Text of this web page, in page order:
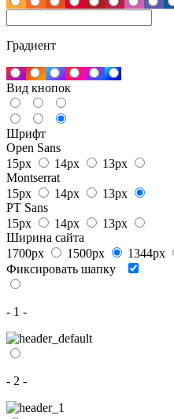
Градиент
Вид кнопок
Шрифт
Open Sans
15px
14px
13px
Montserrat
15px
14px
13px
PT Sans
15px
14px
13px
Ширина сайта
1700px
1500px 1344px
Фиксировать шапку
- 1 -
- 2 -